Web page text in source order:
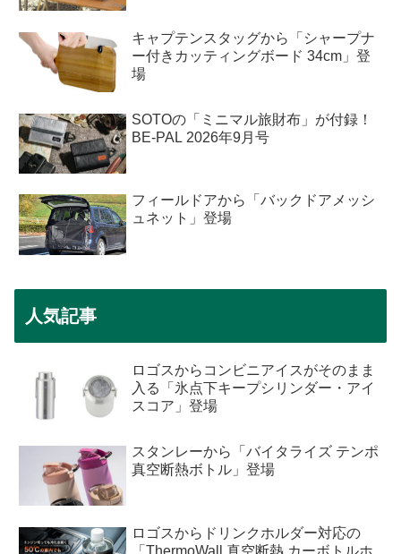
キャプテンスタッグから「シャープナ
ー付きカッティングボード 34cm」登
場
SOTOの「ミニマル旅財布」が付録！
BE-PAL 2026年9月号
フィールドアから「バックドアメッシ
ュネット」登場
人気記事
ロゴスからコンビニアイスがそのまま
入る「氷点下キープシリンダー・アイ
スコア」登場
スタンレーから「バイタライズ テンポ
真空断熱ボトル」登場
ロゴスからドリンクホルダー対応の
「ThermoWall 真空断熱 カーボトルホ